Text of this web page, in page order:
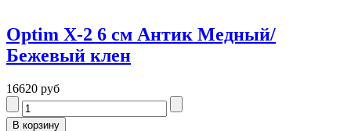
Optim X-2 6 см Антик Медный/
Бежевый клен
16620 руб